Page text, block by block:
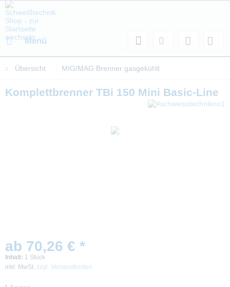
Menü
Übersicht MIG/MAG Brenner gasgekühlt
Komplettbrenner TBi 150 Mini Basic-Line
ab 70,26 € *
Inhalt: 1 Stück
inkl. MwSt. zzgl. Versandkosten